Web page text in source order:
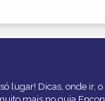
lugar! Dicas, onde ir,